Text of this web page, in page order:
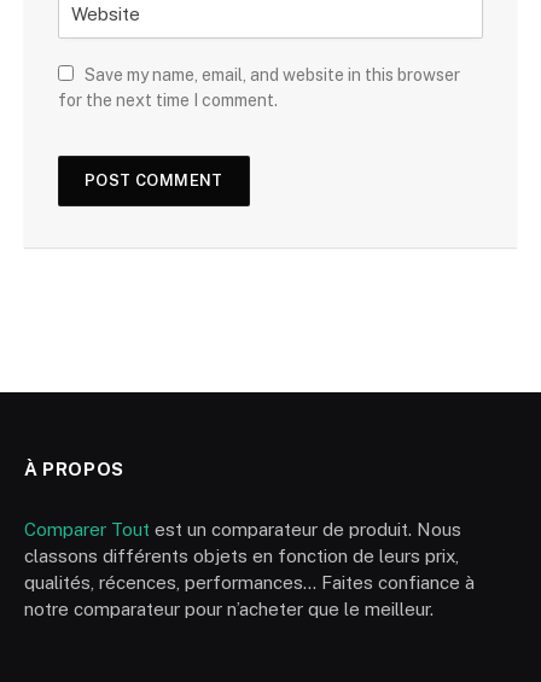
Save my name, email, and website in this browser
for the next time I comment.
À PROPOS
Comparer Tout est un comparateur de produit. Nous
classons différents objets en fonction de leurs prix,
qualités, récences, performances… Faites confiance à
notre comparateur pour n’acheter que le meilleur.